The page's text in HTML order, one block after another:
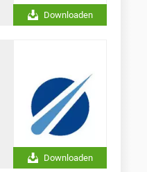
Downloaden
Downloaden